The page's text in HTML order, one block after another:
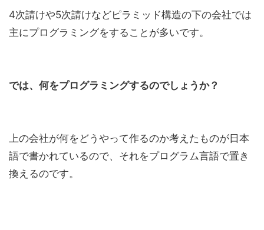
4次請けや5次請けなどピラミッド構造の下の会社では
主にプログラミングをすることが多いです。
では、何をプログラミングするのでしょうか？
上の会社が何をどうやって作るのか考えたものが日本
語で書かれているので、それをプログラム言語で置き
換えるのです。